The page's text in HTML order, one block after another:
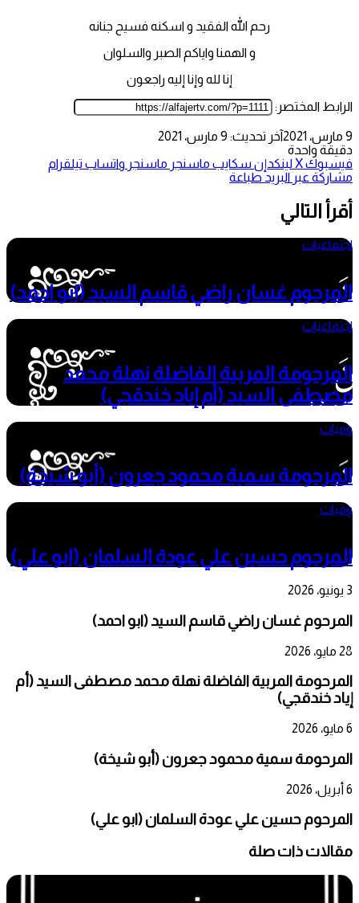
رحم الله الفقيد و اسكنه فسيح جنانه
و الهمنا واياكم الصبر والسلوان
إنا لله وإنا إليه راجعون
الرابط المختصر:
9 مارس، 2021
آخر تحديث: 9 مارس، 2021
دقيقة واحدة
فيسبوك‫Xلينكدإن سكايب ماسنجر ماسنجر واتساب تيلقرام
مشاركة عبر البريد طباعة
أقرأ التالي
اجتماعيات
المرحوم غسان راضي قاسم السيد (ابو احمد)
اجتماعيات
المرحومة المربية الفاضلة نهلة محمد
مصطفى السيد (أم إياد خندقجي)
وفيات
المرحومة سمية محمود جعرون (أبو شيخة)
وفيات
المرحوم حسين علي عودة السلمان (ابو علي)
3 يونيو، 2026
المرحوم غسان راضي قاسم السيد (ابو احمد)
28 مايو، 2026
المرحومة المربية الفاضلة نهلة محمد مصطفى السيد (أم
إياد خندقجي)
6 مايو، 2026
المرحومة سمية محمود جعرون (أبو شيخة)
6 أبريل، 2026
المرحوم حسين علي عودة السلمان (ابو علي)
مقالات ذات صلة